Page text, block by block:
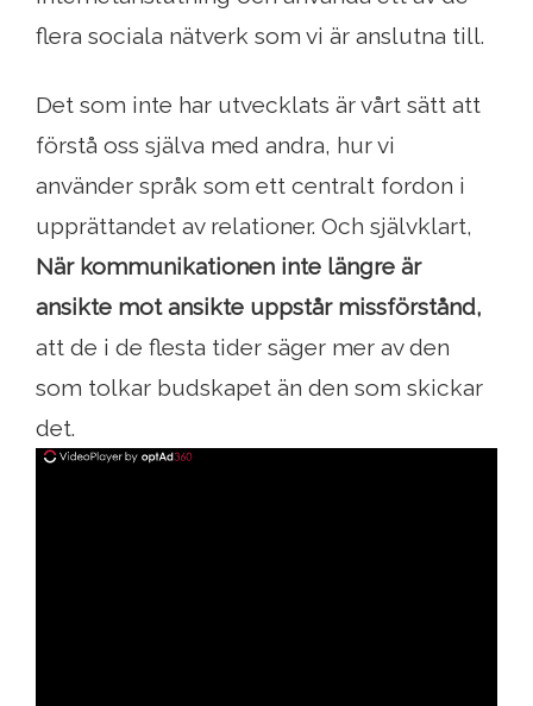
flera sociala nätverk som vi är anslutna till.
Det som inte har utvecklats är vårt sätt att
förstå oss själva med andra, hur vi
använder språk som ett centralt fordon i
upprättandet av relationer. Och självklart,
När kommunikationen inte längre är
ansikte mot ansikte uppstår missförstånd,
att de i de flesta tider säger mer av den
som tolkar budskapet än den som skickar
det.